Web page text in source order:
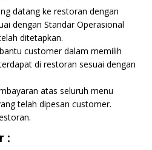
datang ke restoran dengan
dengan Standar Operasional
ditetapkan.
customer dalam memilih
di restoran sesuai dengan
atas seluruh menu
telah dipesan customer.
: